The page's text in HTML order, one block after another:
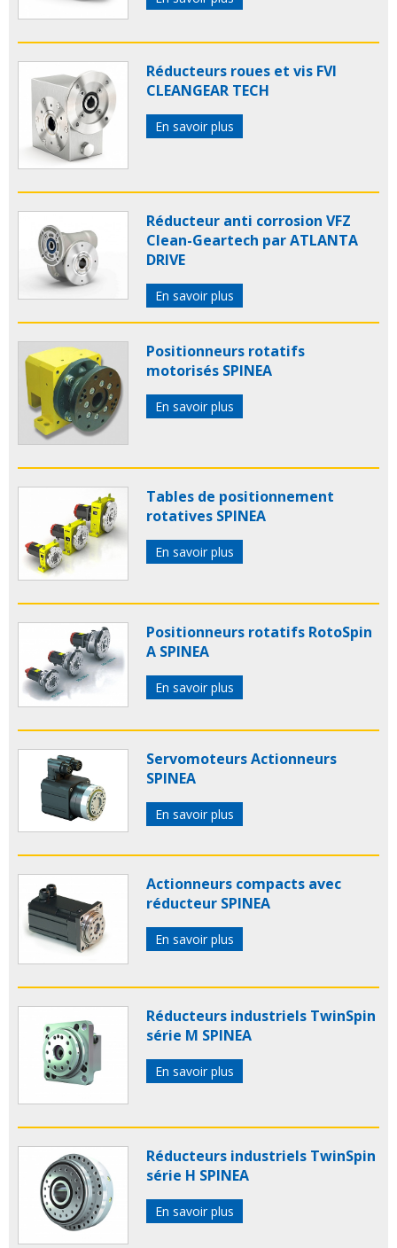
Réducteurs roues et vis FVI
CLEANGEAR TECH
En savoir plus
Réducteur anti corrosion VFZ
Clean-Geartech par ATLANTA
DRIVE
En savoir plus
Positionneurs rotatifs
motorisés SPINEA
En savoir plus
Tables de positionnement
rotatives SPINEA
En savoir plus
Positionneurs rotatifs RotoSpin
A SPINEA
En savoir plus
Servomoteurs Actionneurs
SPINEA
En savoir plus
Actionneurs compacts avec
réducteur SPINEA
En savoir plus
Réducteurs industriels TwinSpin
série M SPINEA
En savoir plus
Réducteurs industriels TwinSpin
série H SPINEA
En savoir plus